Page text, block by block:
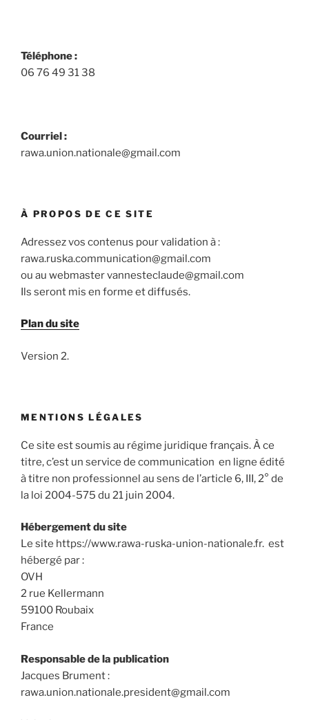
Téléphone :
06 76 49 31 38
Courriel :
rawa.union.nationale@gmail.com
À PROPOS DE CE SITE
Adressez vos contenus pour validation à :
rawa.ruska.communication@gmail.com
ou au webmaster vannesteclaude@gmail.com
Ils seront mis en forme et diffusés.
Plan du site
Version 2.
MENTIONS LÉGALES
Ce site est soumis au régime juridique français. À ce
titre, c’est un service de communication en ligne édité
à titre non professionnel au sens de l’article 6, III, 2° de
la loi 2004-575 du 21 juin 2004.
Hébergement du site
Le site https://www.rawa-ruska-union-nationale.fr. est
hébergé par :
OVH
2 rue Kellermann
59100 Roubaix
France
Responsable de la publication
Jacques Brument :
rawa.union.nationale.president@gmail.com